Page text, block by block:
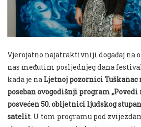
Vjerojatno najatraktivniji događaj na
nas međutim posljednjeg dana
kada je na Ljetnoj pozornici Tuškanac
poseban ovogodišnji program „Povedi
posvećen 50. obljetnici ljudskog
satelit. U tom programu pod